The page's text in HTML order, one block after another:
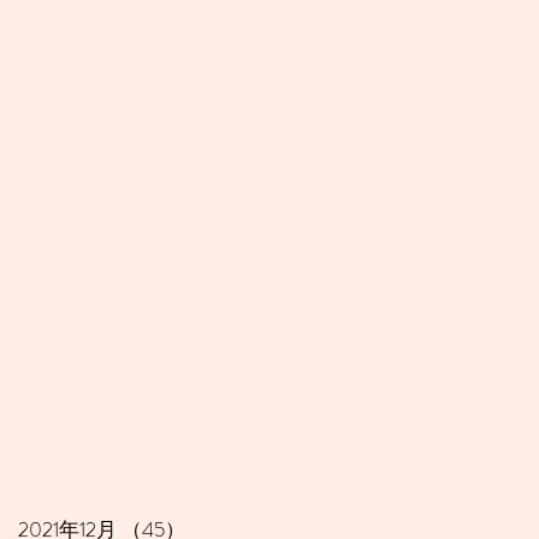
2021年12月 （45）